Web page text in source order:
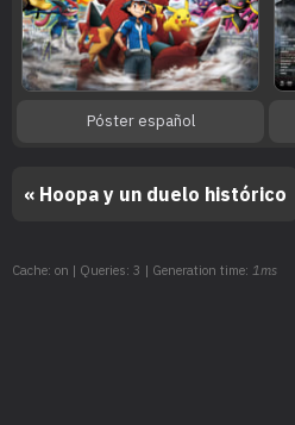
Póster español
« Hoopa y un duelo histórico
Cache: on | Queries: 3 | Generation time: 1ms